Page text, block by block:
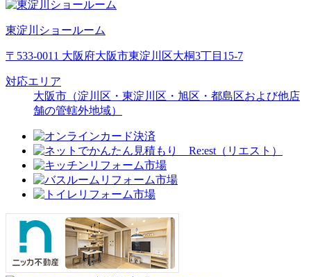
東淀川ショールーム
〒533-0011 大阪府大阪市東淀川区大桐3丁目15-7
対応エリア
大阪市（淀川区・東淀川区・旭区・都島区および他店
舗の管轄外地域）